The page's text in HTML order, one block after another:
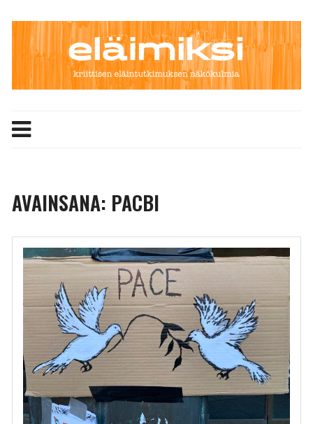
content
AVAINSANA: PACBI